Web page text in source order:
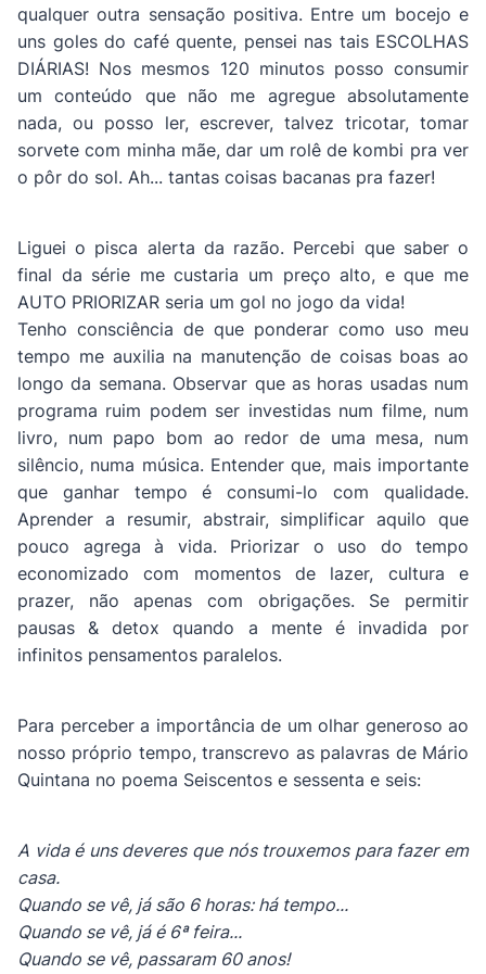
qualquer outra sensação positiva. Entre um bocejo e
uns goles do café quente, pensei nas tais ESCOLHAS
DIÁRIAS! Nos mesmos 120 minutos posso consumir
um conteúdo que não me agregue absolutamente
nada, ou posso ler, escrever, talvez tricotar, tomar
sorvete com minha mãe, dar um rolê de kombi pra ver
o pôr do sol. Ah... tantas coisas bacanas pra fazer!
Liguei o pisca alerta da razão. Percebi que saber o
final da série me custaria um preço alto, e que me
AUTO PRIORIZAR seria um gol no jogo da vida!
Tenho consciência de que ponderar como uso meu
tempo me auxilia na manutenção de coisas boas ao
longo da semana. Observar que as horas usadas num
programa ruim podem ser investidas num filme, num
livro, num papo bom ao redor de uma mesa, num
silêncio, numa música. Entender que, mais importante
que ganhar tempo é consumi-lo com qualidade.
Aprender a resumir, abstrair, simplificar aquilo que
pouco agrega à vida. Priorizar o uso do tempo
economizado com momentos de lazer, cultura e
prazer, não apenas com obrigações. Se permitir
pausas & detox quando a mente é invadida por
infinitos pensamentos paralelos.
Para perceber a importância de um olhar generoso ao
nosso próprio tempo, transcrevo as palavras de Mário
Quintana no poema Seiscentos e sessenta e seis:
A vida é uns deveres que nós trouxemos para fazer em
casa.
Quando se vê, já são 6 horas: há tempo...
Quando se vê, já é 6ª feira...
Quando se vê, passaram 60 anos!